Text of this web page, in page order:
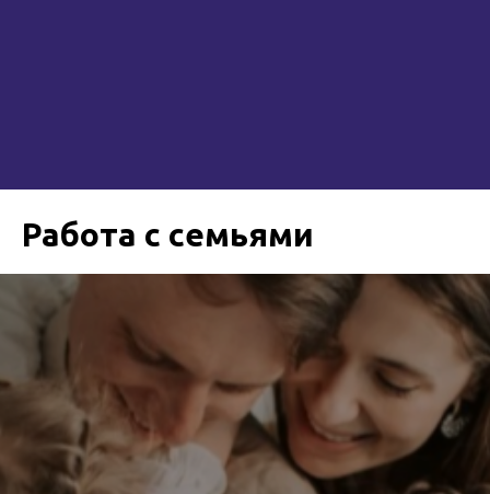
Работа с семьями